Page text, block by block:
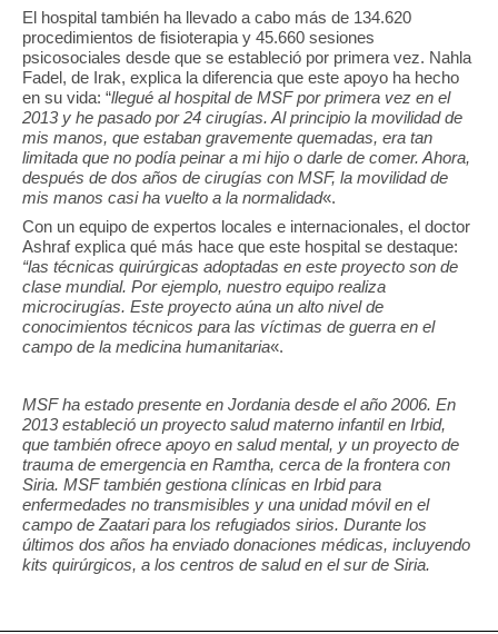
El hospital también ha llevado a cabo más de 134.620
procedimientos de fisioterapia y 45.660 sesiones
psicosociales desde que se estableció por primera vez. Nahla
Fadel, de Irak, explica la diferencia que este apoyo ha hecho
en su vida: “llegué al hospital de MSF por primera vez en el
2013 y he pasado por 24 cirugías. Al principio la movilidad de
mis manos, que estaban gravemente quemadas, era tan
limitada que no podía peinar a mi hijo o darle de comer. Ahora,
después de dos años de cirugías con MSF, la movilidad de
mis manos casi ha vuelto a la normalidad«.
Con un equipo de expertos locales e internacionales, el doctor
Ashraf explica qué más hace que este hospital se destaque:
“las técnicas quirúrgicas adoptadas en este proyecto son de
clase mundial. Por ejemplo, nuestro equipo realiza
microcirugías. Este proyecto aúna un alto nivel de
conocimientos técnicos para las víctimas de guerra en el
campo de la medicina humanitaria«.
MSF ha estado presente en Jordania desde el año 2006. En
2013 estableció un proyecto salud materno infantil en Irbid,
que también ofrece apoyo en salud mental, y un proyecto de
trauma de emergencia en Ramtha, cerca de la frontera con
Siria. MSF también gestiona clínicas en Irbid para
enfermedades no transmisibles y una unidad móvil en el
campo de Zaatari para los refugiados sirios. Durante los
últimos dos años ha enviado donaciones médicas, incluyendo
kits quirúrgicos, a los centros de salud en el sur de Siria.